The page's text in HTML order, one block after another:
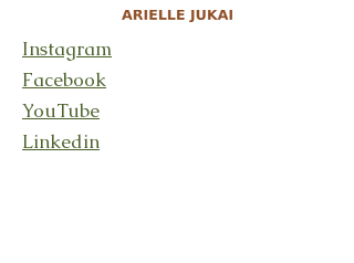
Instagram
Facebook
YouTube
Linkedin